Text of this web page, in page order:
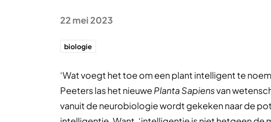
22 mei 2023
biologie
‘Wat voegt het toe om een plant intelligent te
Peeters las het nieuwe Planta Sapiensvan
vanuit de neurobiologie wordt gekeken naar de